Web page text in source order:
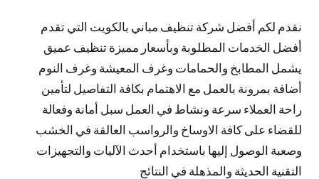
نقدم لكم أفضل شركة تنظيف مباني بالكويت التي تقدم
أفضل الخدمات المطلوبة وبأسعار مميزة تنظيف عميق
يشمل المطابخ والحمامات وغرف المعيشة وغرف النوم
أضافة بمرونة بالعمل مع الاهتمام بكافة التفاصيل لتأمين
راحة العملاء سرعة ونشاط في العمل سبل أمانة وفعالة
للقضاء على كافة الاوساخ والرواسب العالقة في الخشب
وصعبة الوصول إليها باستخدام أحدث الآليات والتجهيزات
التقنية الحديثة والمذهلة في النتائج